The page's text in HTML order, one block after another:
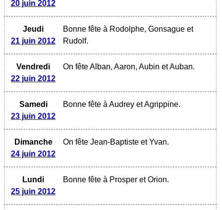
20 juin 2012
Jeudi
21 juin 2012
Bonne fête à Rodolphe, Gonsague et
Rudolf.
Vendredi
22 juin 2012
On fête Alban, Aaron, Aubin et Auban.
Samedi
23 juin 2012
Bonne fête à Audrey et Agrippine.
Dimanche
24 juin 2012
On fête Jean-Baptiste et Yvan.
Lundi
25 juin 2012
Bonne fête à Prosper et Orion.